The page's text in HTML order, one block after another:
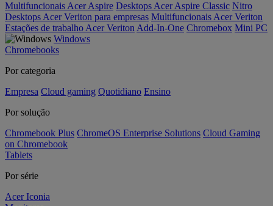
Multifuncionais Acer Aspire Desktops Acer Aspire Classic Nitro
Desktops Acer Veriton para empresas Multifuncionais Acer Veriton
Estações de trabalho Acer Veriton Add-In-One Chromebox Mini PC
Windows
Chromebooks
Por categoria
Empresa Cloud gaming Quotidiano Ensino
Por solução
Chromebook Plus ChromeOS Enterprise Solutions Cloud Gaming
on Chromebook
Tablets
Por série
Acer Iconia